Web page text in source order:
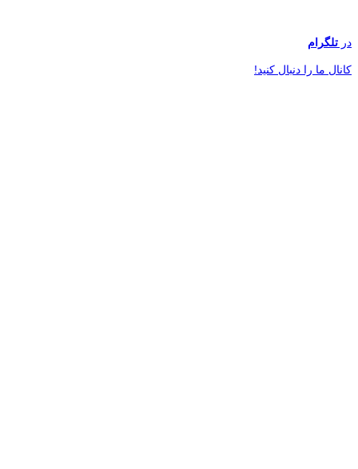
در تلگرام
کانال ما را دنبال کنید!